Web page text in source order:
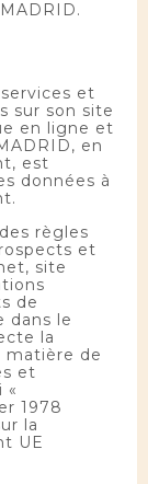
et
sur son site
en ligne et
en
est
données à
règles
et
site
de
dans le
la
matière de
et
«
1978
la
UE